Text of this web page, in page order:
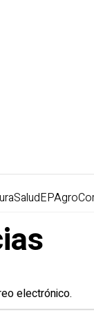
SaludEPAgro
electrónico.